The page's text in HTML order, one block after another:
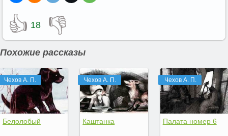
👍 18 👎
Похожие рассказы
Чехов А. П.
Белолобый
Чехов А. П.
Каштанка
Чехов А. П.
Палата номер 6